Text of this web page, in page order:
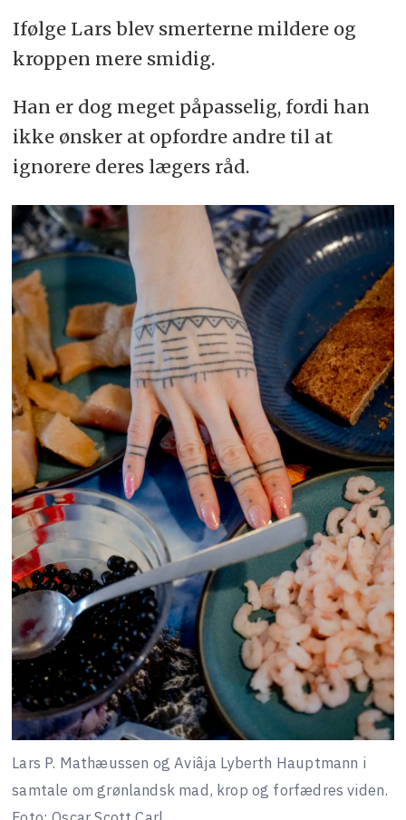
Ifølge Lars blev smerterne mildere og
kroppen mere smidig.
Han er dog meget påpasselig, fordi han
ikke ønsker at opfordre andre til at
ignorere deres lægers råd.
Lars P. Mathæussen og Aviâja Lyberth Hauptmann i
samtale om grønlandsk mad, krop og forfædres viden.